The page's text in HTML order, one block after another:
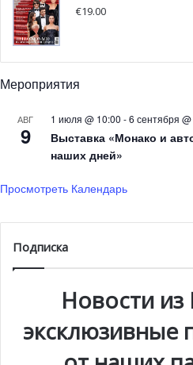
€19.00
Мероприятия
АВГ
9
1 июля @ 10:00 -6 сентября
Выставка «Монако и
наших дней»
Просмотреть Календарь
Подписка
Новости
эксклюзивные